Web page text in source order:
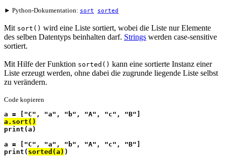
► Python-Dokumentation: sort sorted
Mit sort() wird eine Liste sortiert, wobei die Liste nur Elemente
des selben Datentyps beinhalten darf. Strings werden case-sensitive
sortiert.
Mit Hilfe der Funktion sorted() kann eine sortierte Instanz einer
Liste erzeugt werden, ohne dabei die zugrunde liegende Liste selbst
zu verändern.
Code kopieren
a = ["C", "a", "b", "A", "c", "B"]
a.sort()
print(a)
a = ["C", "a", "b", "A", "c", "B"]
print( sorted(a) )